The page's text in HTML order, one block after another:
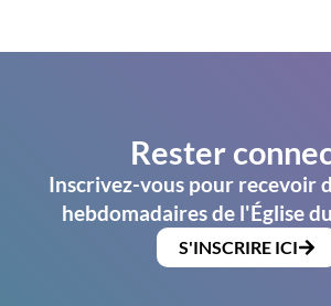
Rester
Inscrivez-vous pour recevoir
hebdomadaires de l'Église
S'INSCRIRE ICI